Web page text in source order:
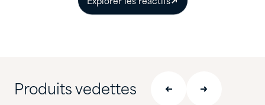
Explorer les réactifs
Produits vedettes